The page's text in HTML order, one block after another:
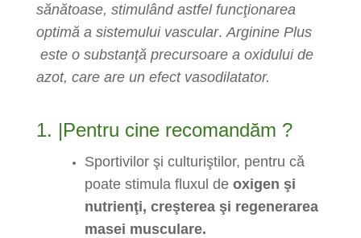
sănătoase, stimulând astfel funcţionarea
optimă a sistemului vascular. Arginine Plus
este o substanţă precursoare a oxidului de
azot, care are un efect vasodilatator.
1. |Pentru cine recomandăm ?
Sportivilor şi culturiştilor, pentru că
poate stimula fluxul de oxigen şi
nutrienţi, creşterea şi regenerarea
masei musculare.